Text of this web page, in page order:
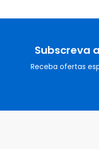
Subscreva
Receba ofertas